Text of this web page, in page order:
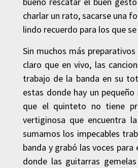
charlar un rato, sacarse una
lindo recuerdo para los que
Sin muchos más
claro que en vivo, las
trabajo de la banda en su
estas donde hay un
que el quinteto no tiene
vertiginosa que encuentra
sumamos los impecables
banda y grabó las voces
donde las guitarras